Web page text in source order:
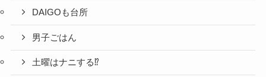
DAIGOも台所
男子ごはん
土曜はナニする⁉